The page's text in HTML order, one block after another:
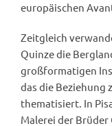
europäischen
Zeitgleich
Quinze die
großformatigen
das die Beziehung
thematisiert. In
Malerei der